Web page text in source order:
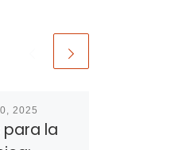
2025
la